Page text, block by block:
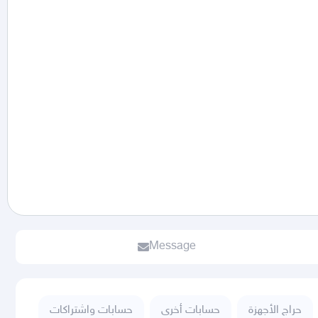
Message
حسابات واشتراكات حسابات أخرى حراج الأجهزة